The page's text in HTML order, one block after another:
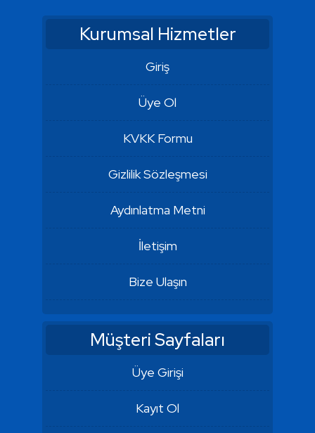
Kurumsal Hizmetler
Giriş
Üye Ol
KVKK Formu
Gizlilik Sözleşmesi
Aydınlatma Metni
İletişim
Bize Ulaşın
Müşteri Sayfaları
Üye Girişi
Kayıt Ol